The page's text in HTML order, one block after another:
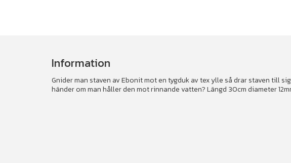
Information
Gnider man staven av Ebonit mot en tygduk av tex ylle så drar staven till
händer om man håller den mot rinnande vatten? Längd 30cm diameter